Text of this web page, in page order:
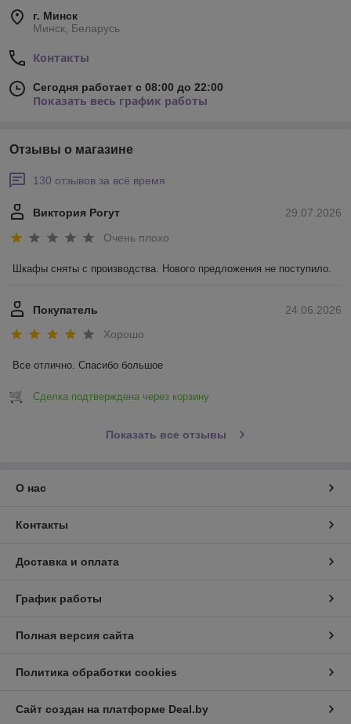
г. Минск
Минск, Беларусь
Контакты
Сегодня работает с 08:00 до 22:00
Показать весь график работы
Отзывы о магазине
130 отзывов за всё время
29.07.2026
Виктория Рогут
Очень плохо
Шкафы сняты с производства. Нового предложения не поступило.
24.06.2026
Покупатель
Хорошо
Все отлично. Спасибо большое
Сделка подтверждена через корзину
Показать все отзывы
О нас
Контакты
Доставка и оплата
График работы
Полная версия сайта
Политика обработки cookies
Сайт создан на платформе Deal.by